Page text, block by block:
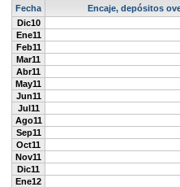
Fecha
Encaje, depósitos
Dic10
Ene11
Feb11
Mar11
Abr11
May11
Jun11
Jul11
Ago11
Sep11
Oct11
Nov11
Dic11
Ene12